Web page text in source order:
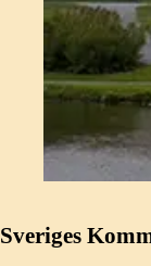
Sveriges